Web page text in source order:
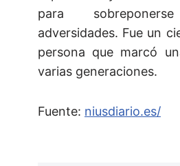
para
adversidades. Fue un
persona que marcó
varias generaciones.
Fuente: niusdiario.es/